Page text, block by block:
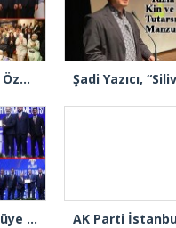
İl Başkanı Abdullah Özdemir: “AK Parti’nin kapısı milletine hizmet etmek isteyen herkese açıktır”
İstanbul’da en çok üye yapan ilçe başkanları beratlarını Cumhurbaşkanı Erdoğan’ın elinden aldı